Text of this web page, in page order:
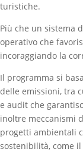
turistiche.
Più che un sistema
operativo che
incoraggiando la
Il programma si
delle emissioni, tra
e audit che
inoltre meccanismi
progetti ambientali
sostenibilità, come